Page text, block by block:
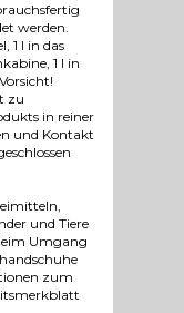
werden.
1 l in das
1 l in
zu
in reiner
und Kontakt
und Tiere
Umgang
zum